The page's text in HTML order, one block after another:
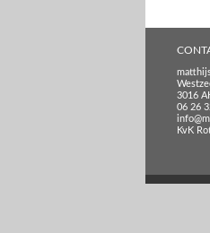
3016
06 26
KvK